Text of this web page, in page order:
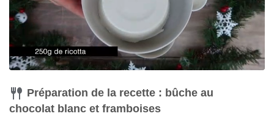
Préparation de la recette : bûche au
chocolat blanc et framboises